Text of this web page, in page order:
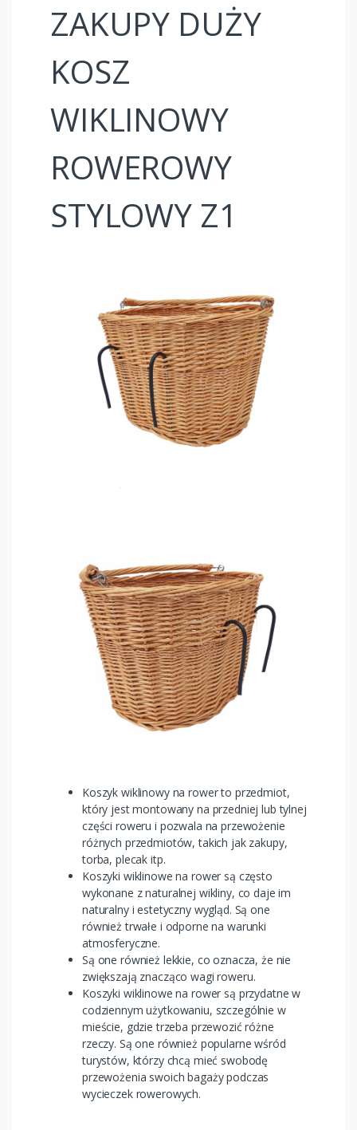
ZAKUPY DUŻY
KOSZ
WIKLINOWY
ROWEROWY
STYLOWY Z1
Koszyk wiklinowy na rower to przedmiot,
który jest montowany na przedniej lub tylnej
części roweru i pozwala na przewożenie
różnych przedmiotów, takich jak zakupy,
torba, plecak itp.
Koszyki wiklinowe na rower są często
wykonane z naturalnej wikliny, co daje im
naturalny i estetyczny wygląd. Są one
również trwałe i odporne na warunki
atmosferyczne.
Są one również lekkie, co oznacza, że nie
zwiększają znacząco wagi roweru.
Koszyki wiklinowe na rower są przydatne w
codziennym użytkowaniu, szczególnie w
mieście, gdzie trzeba przewozić różne
rzeczy. Są one również popularne wśród
turystów, którzy chcą mieć swobodę
przewożenia swoich bagaży podczas
wycieczek rowerowych.